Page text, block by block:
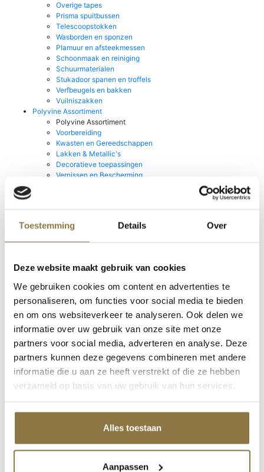
Toestemming Details Over
Deze website maakt gebruik van cookies
We gebruiken cookies om content en advertenties te
personaliseren, om functies voor social media te bieden
en om ons websiteverkeer te analyseren. Ook delen we
informatie over uw gebruik van onze site met onze
partners voor social media, adverteren en analyse. Deze
partners kunnen deze gegevens combineren met andere
informatie die u aan ze heeft verstrekt of die ze hebben
verzameld op basis van uw gebruik van hun services.
Alles toestaan
Aanpassen
Overige tapes
Prisma spuitbussen
Telescoopstokken
Wasborden en sponzen
Plamuur en afsteekmessen
Schoonmaak en reiniging
Schuurmaterialen
Stukadoor spanen en troffels
Verfbeugels en bakken
Vuilniszakken
Polyvine Assortiment
Polyvine Assortiment
Voorbereiding
Kwasten en Gereedschappen
Lakken & Metallic's
Decoratieve toepassingen
Vernissen en Bescherming
Go!Paint Roll & Go
Producten van Rust-oleum
Prochemko Producten
CombiColor
Rust-oleum / Mathys
Grondverven
Super-Fix
Producten van Zinsser
Productcategorieën
Producten NIVEAU Verf & Non-paint
Patentkwast 0103